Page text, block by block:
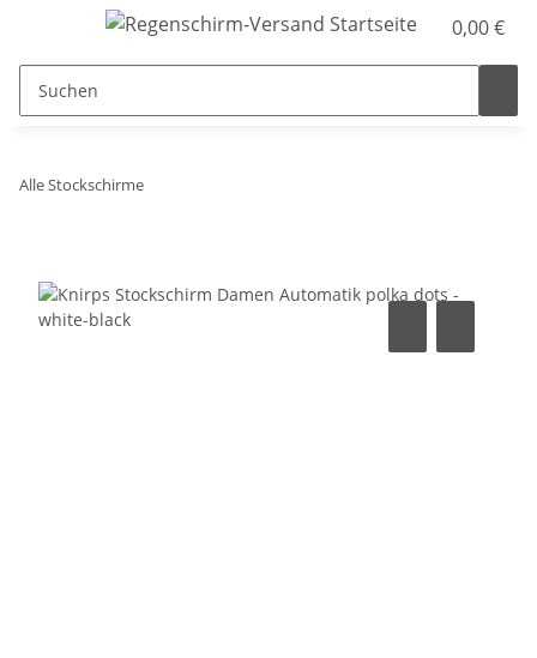
0,00 €
Alle Stockschirme